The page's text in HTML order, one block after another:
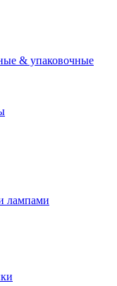
& упаковочные
лампами